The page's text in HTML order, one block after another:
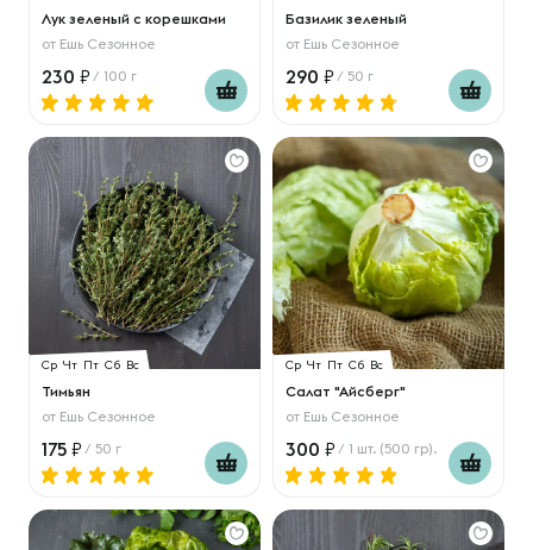
Лук зеленый с корешками
от Ешь Сезонное
230 / 100 г
Базилик зеленый
от Ешь Сезонное
290 / 50 г
Ср Чт Пт Сб Вс
Тимьян
от Ешь Сезонное
175 / 50 г
Ср Чт Пт Сб Вс
Салат "Айсберг"
от Ешь Сезонное
300 / 1 шт. (500 гр).